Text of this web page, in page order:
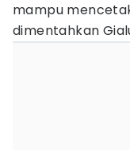
mampu
dimentahkan